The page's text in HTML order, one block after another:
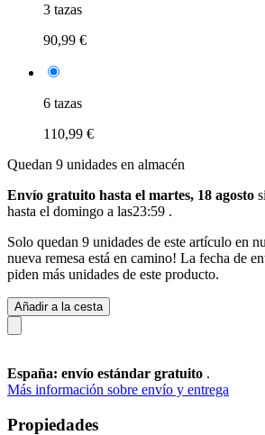
3 tazas
90,99 €
6 tazas
110,99 €
Quedan 9 unidades en almacén
Envío gratuito hasta el martes, 18 agosto
hasta el domingo a las23:59 .
Solo quedan 9 unidades de este artículo en
nueva remesa está en camino! La fecha de
piden más unidades de este producto.
Añadir a la cesta
España: envío estándar gratuito .
Más información sobre envío y entrega
Propiedades